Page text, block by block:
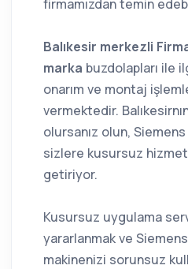
firmamızdan temin
Balıkesir merkezli
marka buzdolapları ile
onarım ve montaj
vermektedir.
olursanız olun,
sizlere kusursuz
getiriyor.
Kusursuz uygulama
yararlanmak ve Siemens
makinenizi sorunsuz